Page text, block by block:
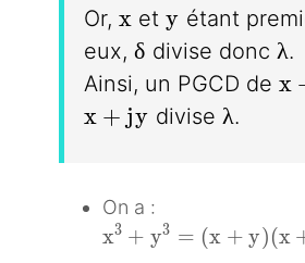
Or, x
x et y
y étant
eux, \delta
δ divise donc λ.
Ainsi, un PGCD de x
x
x + jy
x + jy divise \lambda
λ.
On a :
x^3 + y^3 = (x +
x3 + y3 = (x + y)(x